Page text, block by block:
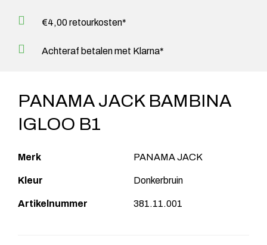
€4,00 retourkosten*
Achteraf betalen met Klarna*
PANAMA JACK BAMBINA
IGLOO B1
Merk PANAMA JACK
Kleur Donkerbruin
Artikelnummer 381.11.001